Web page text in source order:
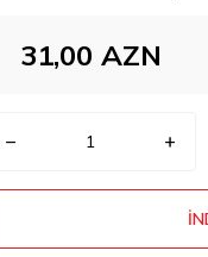
31,00 AZN